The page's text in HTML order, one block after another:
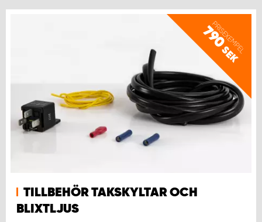
PRISEXEMPEL
790
SEK
TILLBEHÖR TAKSKYLTAR OCH
BLIXTLJUS